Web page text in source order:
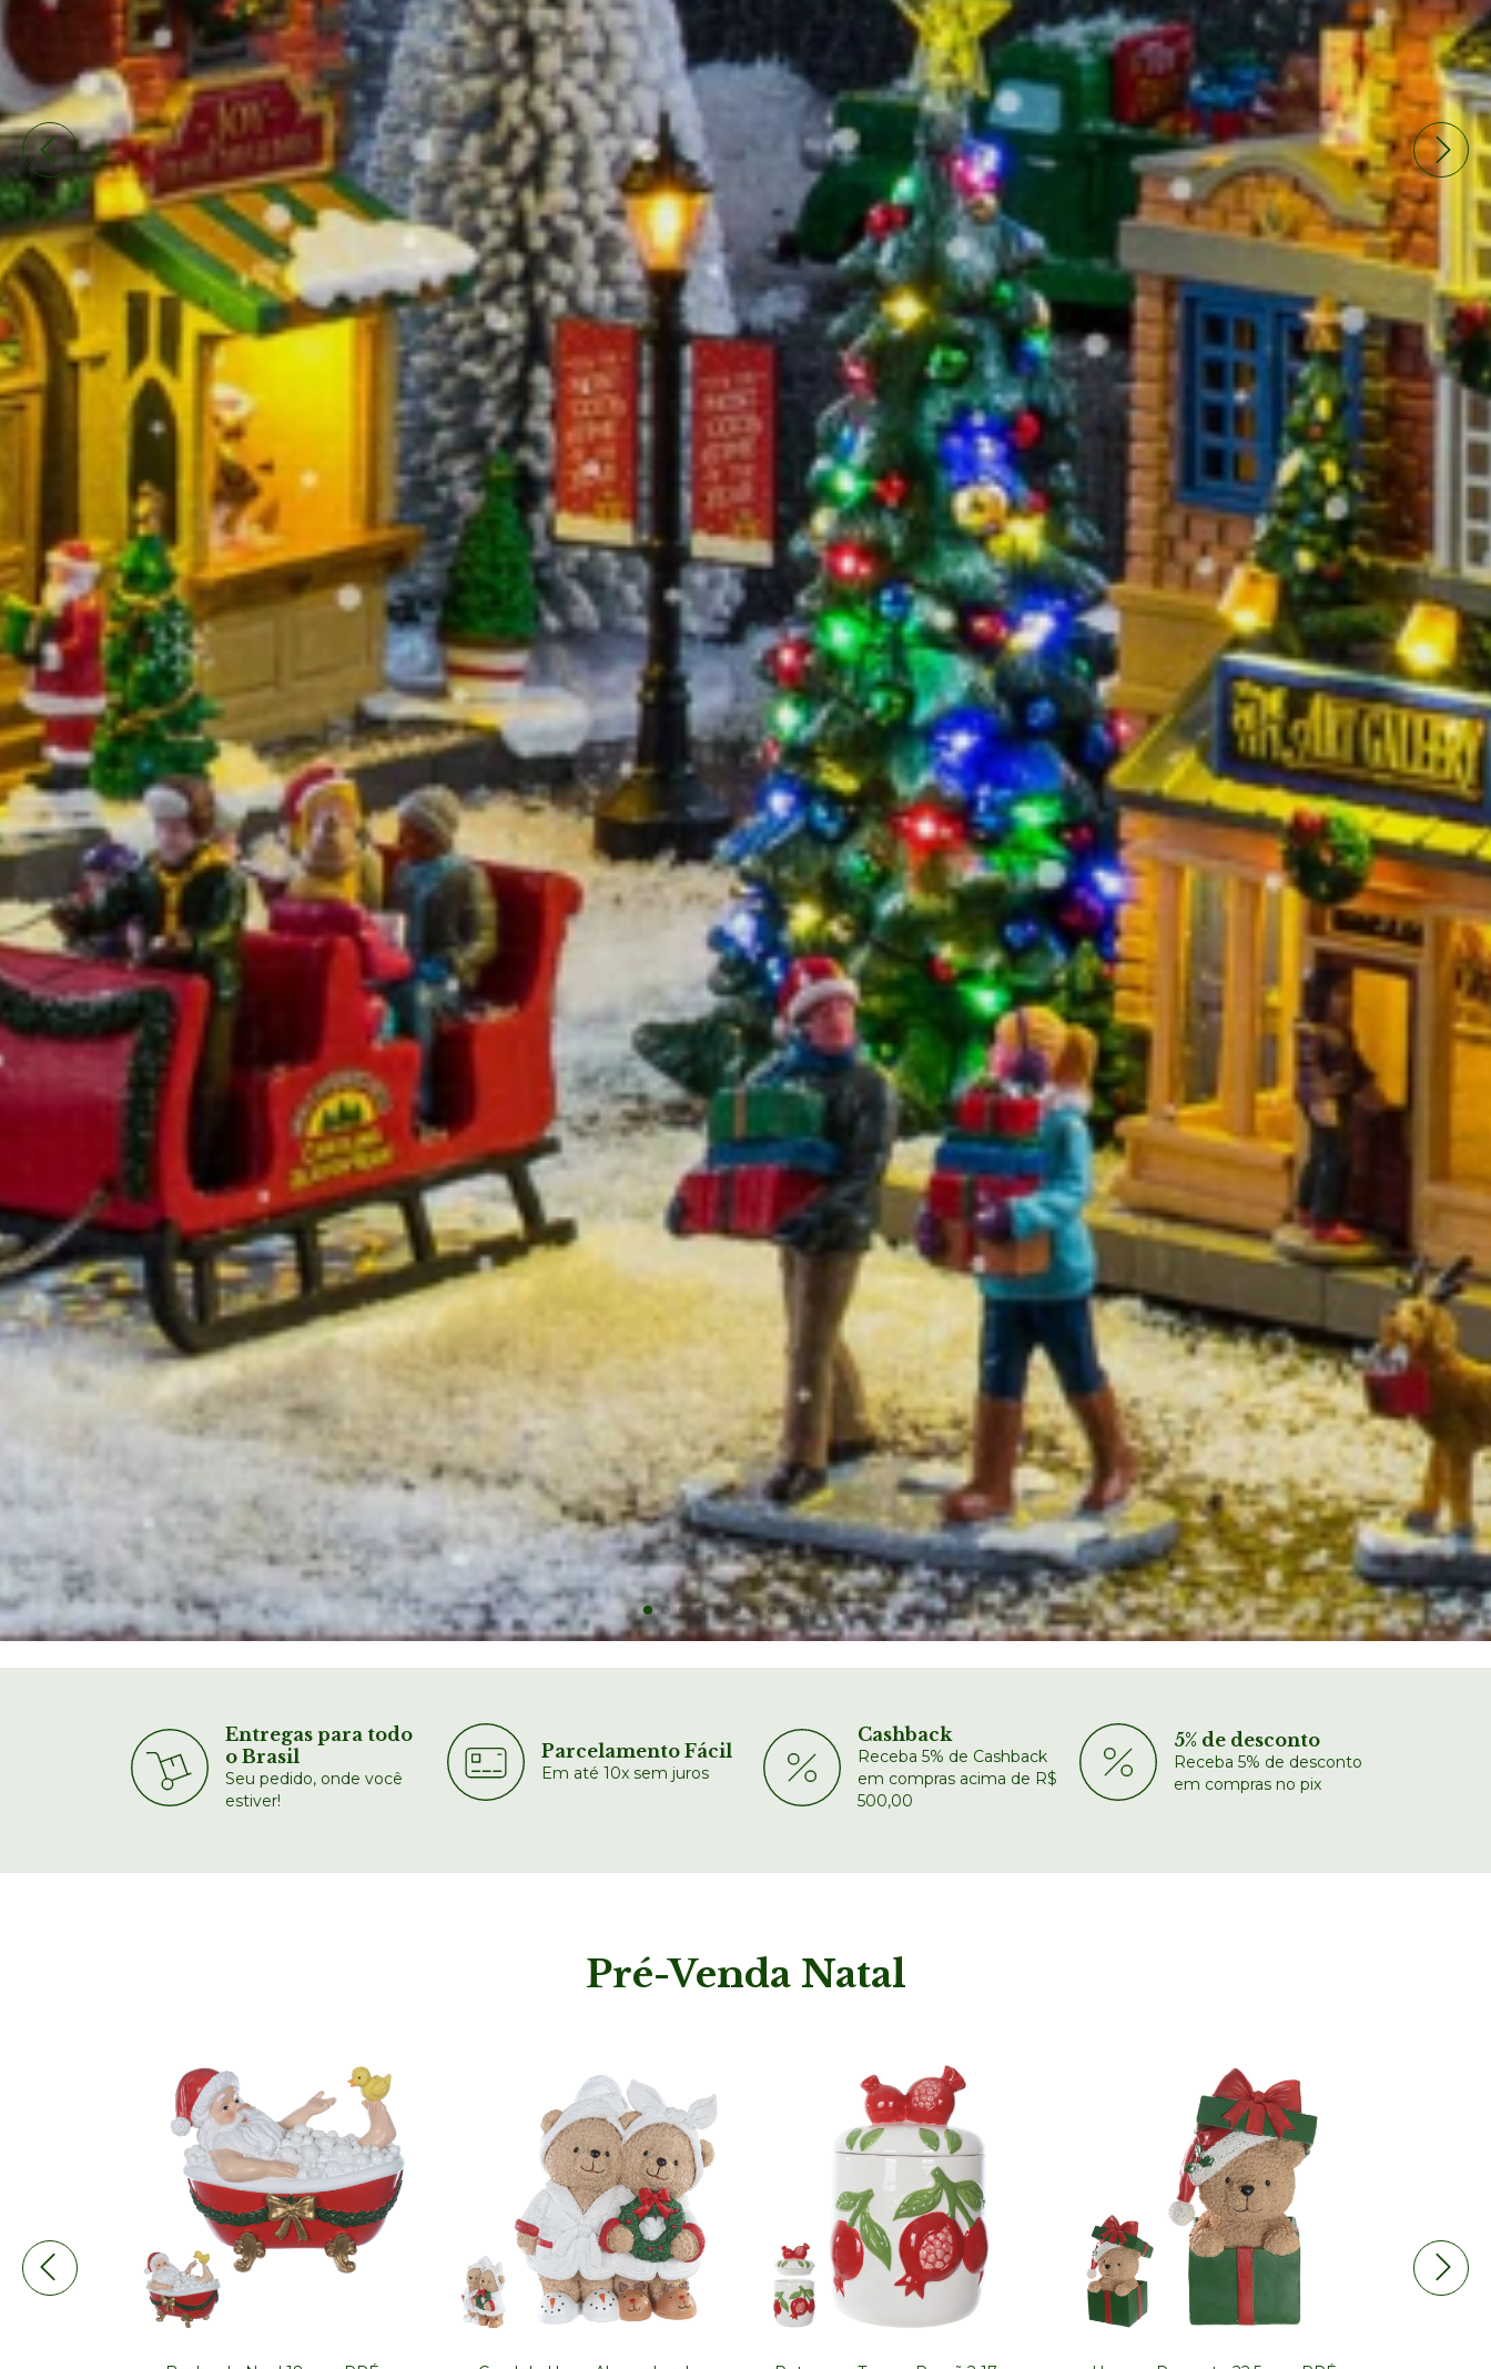
Entregas para todo
o Brasil
Seu pedido, onde você
estiver!
Parcelamento Fácil
Em até 10x sem juros
Cashback
Receba 5% de Cashback
em compras acima de R$
500,00
5% de desconto
Receba 5% de desconto
em compras no pix
Pré-Venda Natal